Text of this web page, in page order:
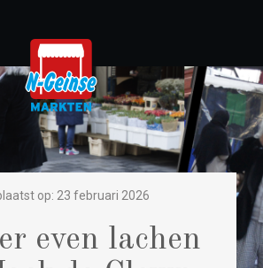
op: 23 februari 2026
even lachen